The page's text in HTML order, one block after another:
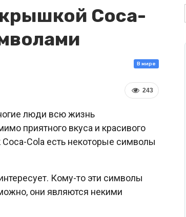
Coca-
В мире
243
люди всю жизнь
приятного вкуса и красивого
Cola есть некоторые символы
Кому-то эти символы
они являются некими